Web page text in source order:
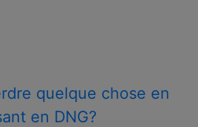
quelque chose en
en DNG?